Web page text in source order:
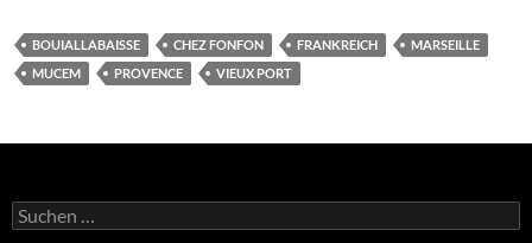
BOUIALLABAISSE CHEZ FONFON FRANKREICH
MARSEILLE
MUCEM
PROVENCE VIEUX PORT
Suchen
nach: